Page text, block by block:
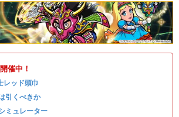
催中！
レッド頭巾
引くべきか
ミュレーター